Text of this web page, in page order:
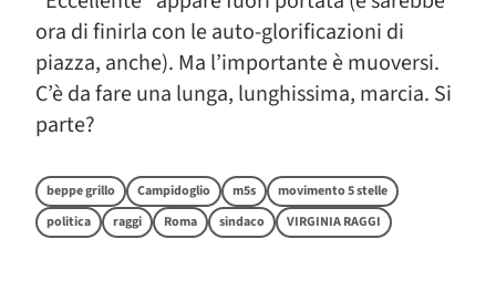
ora di finirla con le auto-glorificazioni di
piazza, anche). Ma l’importante è muoversi.
C’è da fare una lunga, lunghissima, marcia. Si
parte?
beppe grillo Campidoglio m5s
movimento 5 stelle
politica
raggi Roma sindaco VIRGINIA RAGGI